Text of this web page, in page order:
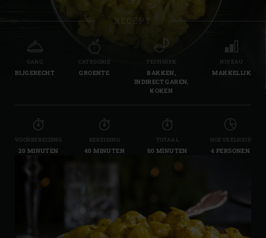
RECEPT
GANG
BIJGERECHT
CATEGORIE
GROENTE
TECHNIEK
BAKKEN,
INDIRECT GAREN,
KOKEN
NIVEAU
MAKKELIJK
VOORBEREIDING
20 MINUTEN
BEREIDING
40 MINUTEN
TOTAAL
60 MINUTEN
HOEVEELHEID
4 PERSONEN